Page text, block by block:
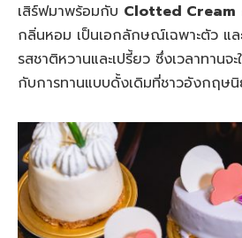
เสิร์ฟมาพร้อมกับ Clotted Cream
กลิ่นหอม เป็นเอกลักษณ์เฉพาะตัว แ
รสชาติหวานและเปรี้ยว ซึ่งเวลาทานจ
กับการทานแบบดั้งเดิมที่ชาวอังกฤษ